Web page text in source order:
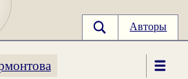
Авторы